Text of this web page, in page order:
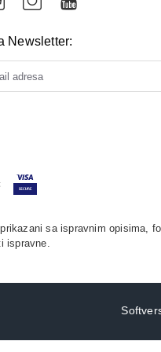
Newsletter:
sa ispravnim opisima,
ispravne.